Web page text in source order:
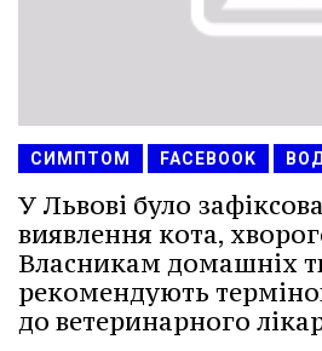
СИМПТОМ FACEBOOK
У Львові було
виявлення кота,
Власникам домашніх
рекомендують
до ветеринарного